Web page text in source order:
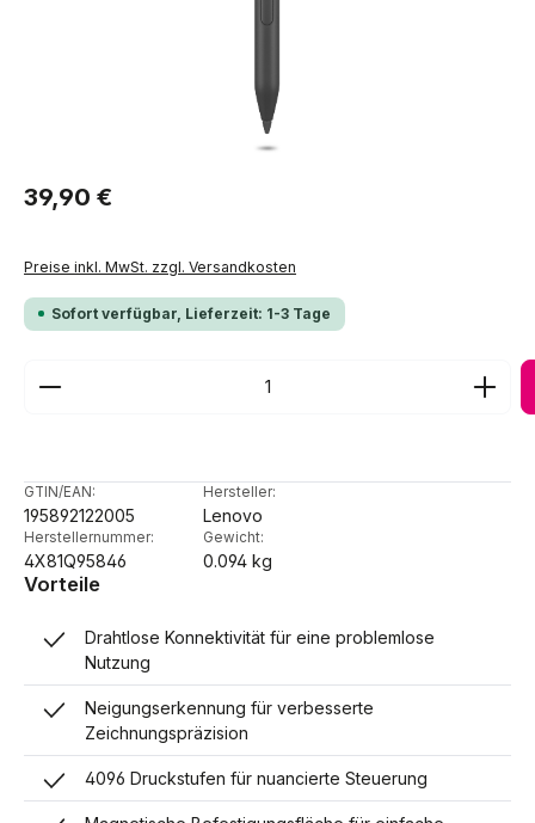
Regulärer Preis:
39,90 €
Preise inkl. MwSt. zzgl. Versandkosten
Sofort verfügbar, Lieferzeit: 1-3 Tage
Produkt Anzahl: Gib den gewünschten Wert ein
GTIN/EAN:
195892122005
Hersteller:
Lenovo
Herstellernummer:
4X81Q95846
Gewicht:
0.094 kg
Vorteile
Drahtlose Konnektivität für eine problemlose
Nutzung
Neigungserkennung für verbesserte
Zeichnungspräzision
4096 Druckstufen für nuancierte Steuerung